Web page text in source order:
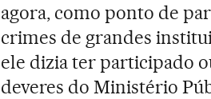
agora, como ponto de
crimes de grandes
ele dizia ter participado
deveres do Ministério